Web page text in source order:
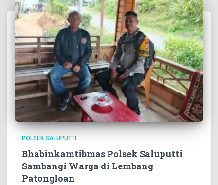
POLSEK SALUPUTTI
Bhabinkamtibmas Polsek Saluputti
Sambangi Warga di Lembang
Patongloan